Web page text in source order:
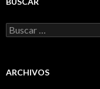
Buscar:
ARCHIVOS